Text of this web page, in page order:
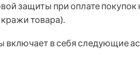
защиты при оплате покупок
товара).
включает в себя следующие